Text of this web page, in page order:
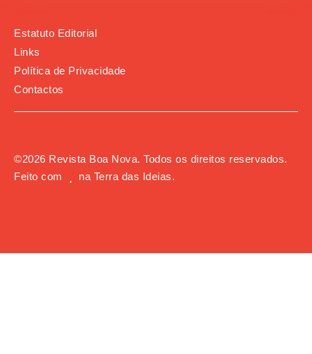
Estatuto Editorial
Links
Política de Privacidade
Contactos
©2026 Revista Boa Nova. Todos os direitos reservados.
Feito com
na Terra das Ideias.